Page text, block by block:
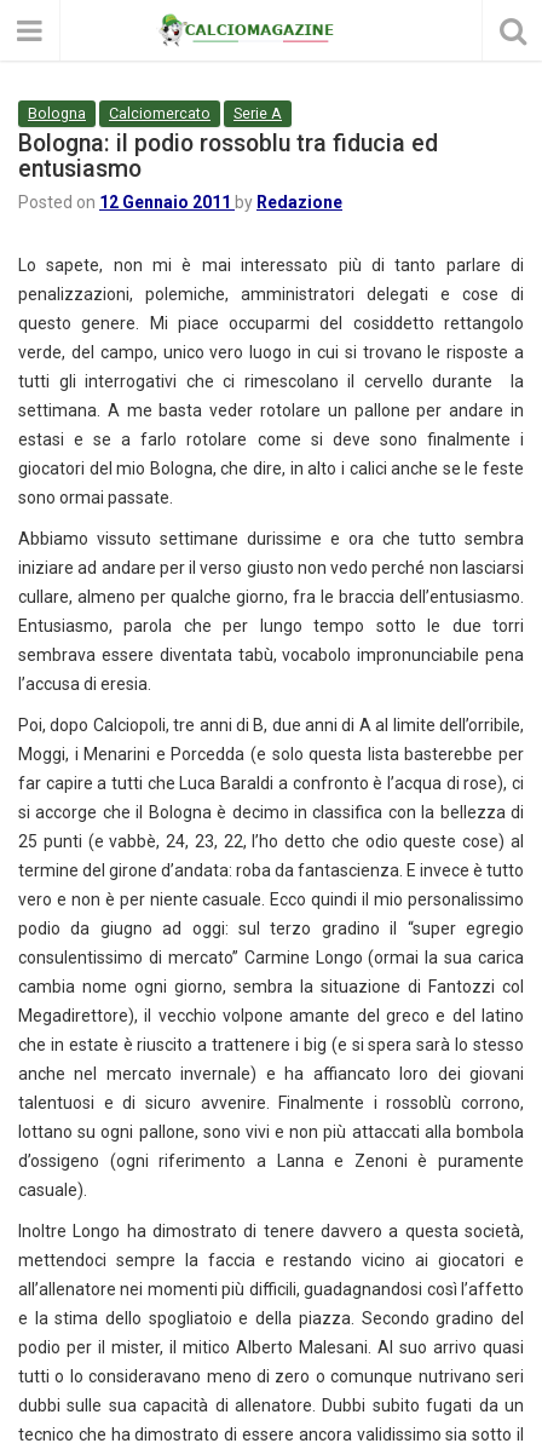
Bologna Calciomercato Serie A
Bologna: il podio rossoblu tra fiducia ed
entusiasmo
Posted on 12 Gennaio 2011 by Redazione
Lo sapete, non mi è mai interessato più di tanto parlare di
penalizzazioni, polemiche, amministratori delegati e cose di
questo genere. Mi piace occuparmi del cosiddetto rettangolo
verde, del campo, unico vero luogo in cui si trovano le risposte a
tutti gli interrogativi che ci rimescolano il cervello durante la
settimana. A me basta veder rotolare un pallone per andare in
estasi e se a farlo rotolare come si deve sono finalmente i
giocatori del mio Bologna, che dire, in alto i calici anche se le feste
sono ormai passate.
Abbiamo vissuto settimane durissime e ora che tutto sembra
iniziare ad andare per il verso giusto non vedo perché non lasciarsi
cullare, almeno per qualche giorno, fra le braccia dell’entusiasmo.
Entusiasmo, parola che per lungo tempo sotto le due torri
sembrava essere diventata tabù, vocabolo impronunciabile pena
l’accusa di eresia.
Poi, dopo Calciopoli, tre anni di B, due anni di A al limite dell’orribile,
Moggi, i Menarini e Porcedda (e solo questa lista basterebbe per
far capire a tutti che Luca Baraldi a confronto è l’acqua di rose), ci
si accorge che il Bologna è decimo in classifica con la bellezza di
25 punti (e vabbè, 24, 23, 22, l’ho detto che odio queste cose) al
termine del girone d’andata: roba da fantascienza. E invece è tutto
vero e non è per niente casuale. Ecco quindi il mio personalissimo
podio da giugno ad oggi: sul terzo gradino il “super egregio
consulentissimo di mercato” Carmine Longo (ormai la sua carica
cambia nome ogni giorno, sembra la situazione di Fantozzi col
Megadirettore), il vecchio volpone amante del greco e del latino
che in estate è riuscito a trattenere i big (e si spera sarà lo stesso
anche nel mercato invernale) e ha affiancato loro dei giovani
talentuosi e di sicuro avvenire. Finalmente i rossoblù corrono,
lottano su ogni pallone, sono vivi e non più attaccati alla bombola
d’ossigeno (ogni riferimento a Lanna e Zenoni è puramente
casuale).
Inoltre Longo ha dimostrato di tenere davvero a questa società,
mettendoci sempre la faccia e restando vicino ai giocatori e
all’allenatore nei momenti più difficili, guadagnandosi così l’affetto
e la stima dello spogliatoio e della piazza. Secondo gradino del
podio per il mister, il mitico Alberto Malesani. Al suo arrivo quasi
tutti o lo consideravano meno di zero o comunque nutrivano seri
dubbi sulle sua capacità di allenatore. Dubbi subito fugati da un
tecnico che ha dimostrato di essere ancora validissimo sia sotto il